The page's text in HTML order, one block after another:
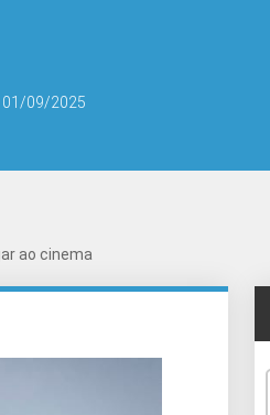
01/09/2025
ao cinema